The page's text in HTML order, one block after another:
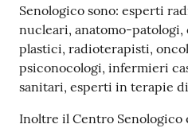
Senologico sono: esperti
nucleari, anatomo-
plastici, radioterapisti,
psiconocologi, infermieri
sanitari, esperti in terapie
Inoltre il Centro Senologico